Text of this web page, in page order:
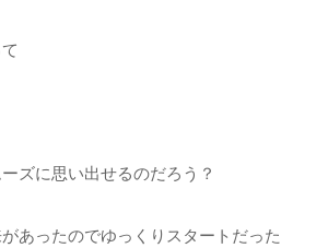
ズに思い出せるのだろう？
あったのでゆっくりスタートだった